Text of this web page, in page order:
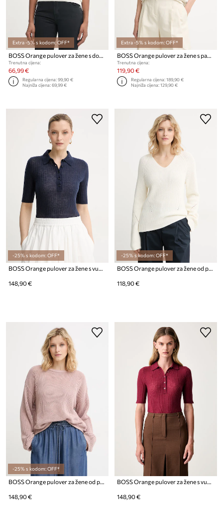
Extra -5% s kodom: OFF*
BOSS Orange pulover za žene s dodatkom kašmira C Fiaffu
Trenutna cijena:
66,99 €
Regularna cijena:99,90 €
Najniža cijena:69,99 €
Extra -5% s kodom: OFF*
BOSS Orange pulover za žene s pamukom C Fordeaux
Trenutna cijena:
119,90 €
Regularna cijena:189,90 €
Najniža cijena:129,90 €
-25% s kodom: OFF*
BOSS Orange pulover za žene s vunom C_Fugano_1
148,90 €
-25% s kodom: OFF*
BOSS Orange pulover za žene od pamuka C_Fardellina
118,90 €
-25% s kodom: OFF*
148,90 € 148,90 €